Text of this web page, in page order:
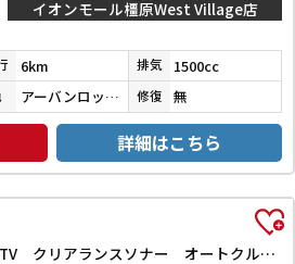
イオンモール橿原West Village店
6km 排気 1500cc
アーバンロック／ブラックマイカ 修復 無
詳細はこちら
Z 全周囲カメラ ナビ TV クリアランスソナー オートクルーズコントロール レーンアシスト パークアシスト 衝突被害軽減システム アルミホイール オートマチックハイビーム オートライト